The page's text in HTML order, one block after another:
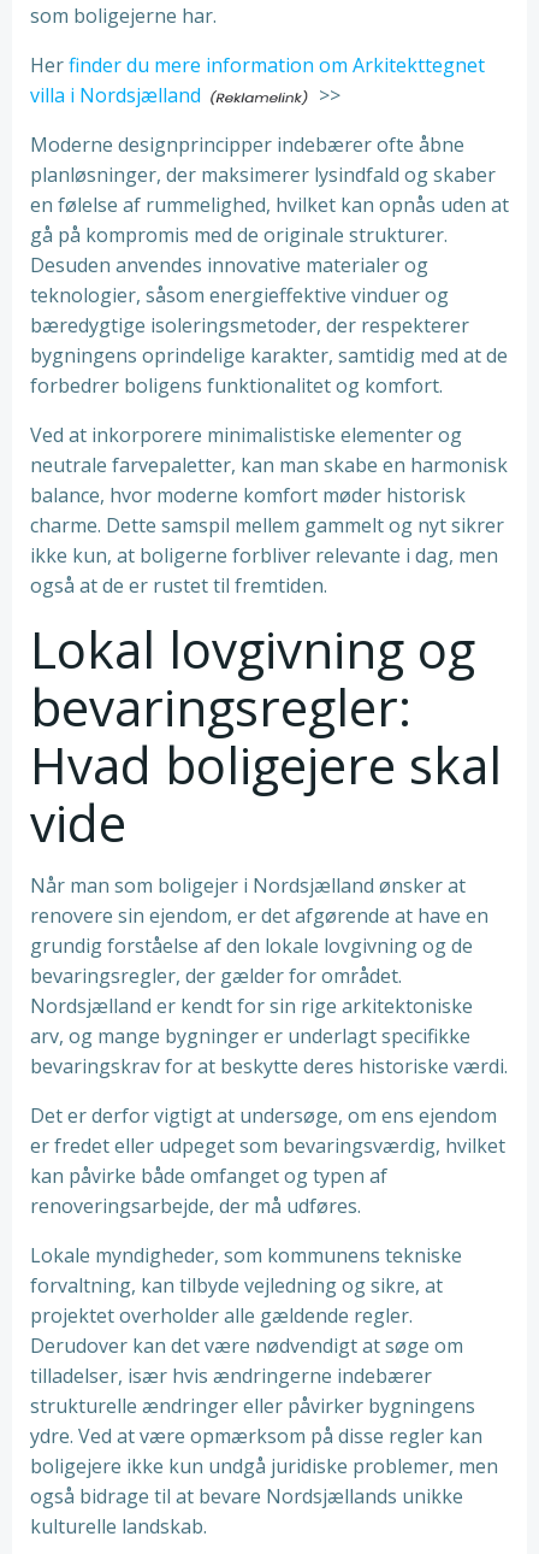
som boligejerne har.
Herfinder du mere information om Arkitekttegnet
villa i Nordsjælland
>>
Moderne designprincipper indebærer ofte åbne
planløsninger, der maksimerer lysindfald og skaber
en følelse af rummelighed, hvilket kan opnås uden at
gå på kompromis med de originale strukturer.
Desuden anvendes innovative materialer og
teknologier, såsom energieffektive vinduer og
bæredygtige isoleringsmetoder, der respekterer
bygningens oprindelige karakter, samtidig med at de
forbedrer boligens funktionalitet og komfort.
Ved at inkorporere minimalistiske elementer og
neutrale farvepaletter, kan man skabe en harmonisk
balance, hvor moderne komfort møder historisk
charme. Dette samspil mellem gammelt og nyt sikrer
ikke kun, at boligerne forbliver relevante i dag, men
også at de er rustet til fremtiden.
Lokal lovgivning og
bevaringsregler:
Hvad boligejere skal
vide
Når man som boligejer i Nordsjælland ønsker at
renovere sin ejendom, er det afgørende at have en
grundig forståelse af den lokale lovgivning og de
bevaringsregler, der gælder for området.
Nordsjælland er kendt for sin rige arkitektoniske
arv, og mange bygninger er underlagt specifikke
bevaringskrav for at beskytte deres historiske værdi.
Det er derfor vigtigt at undersøge, om ens ejendom
er fredet eller udpeget som bevaringsværdig, hvilket
kan påvirke både omfanget og typen af
renoveringsarbejde, der må udføres.
Lokale myndigheder, som kommunens tekniske
forvaltning, kan tilbyde vejledning og sikre, at
projektet overholder alle gældende regler.
Derudover kan det være nødvendigt at søge om
tilladelser, især hvis ændringerne indebærer
strukturelle ændringer eller påvirker bygningens
ydre. Ved at være opmærksom på disse regler kan
boligejere ikke kun undgå juridiske problemer, men
også bidrage til at bevare Nordsjællands unikke
kulturelle landskab.